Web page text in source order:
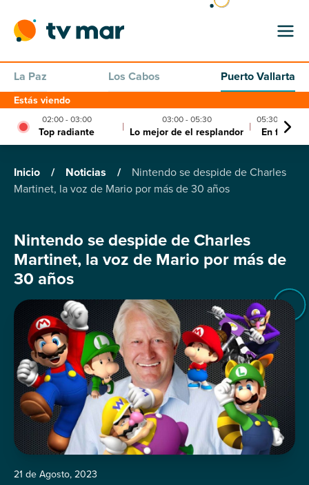
La Paz Los Cabos Puerto Vallarta
Estás viendo
02:00 - 03:00
Top radiante | 03:00 - 05:30
Lo mejor de el resplandor | 05:30 - 06:00
En forma
Inicio / Noticias /
Nintendo se despide de Charles
Martinet, la voz de Mario por más de 30 años
Nintendo se despide de Charles
Martinet, la voz de Mario por más de
30 años
21 de Agosto, 2023